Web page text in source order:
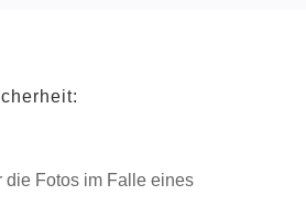
die Fotos im Falle eines